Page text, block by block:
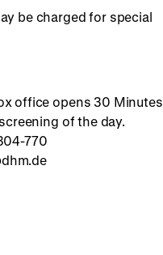
be charged for special
office opens 30 Minutes
of the day.
770